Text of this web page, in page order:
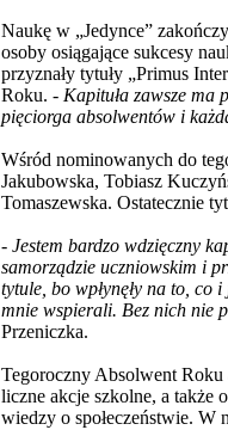
Naukę w „Jedynce”
osoby osiągające sukcesy
przyznały tytuły „Primus
Roku. - Kapituła zawsze ma
pięciorga absolwentów i
Wśród nominowanych do
Jakubowska, Tobiasz
Tomaszewska. Ostatecznie
- Jestem bardzo wdzięczny
samorządzie uczniowskim i
tytule, bo wpłynęły na to, co
mnie wspierali. Bez nich nie
Przeniczka.
Tegoroczny Absolwent Roku
liczne akcje szkolne, a także
wiedzy o społeczeństwie. W